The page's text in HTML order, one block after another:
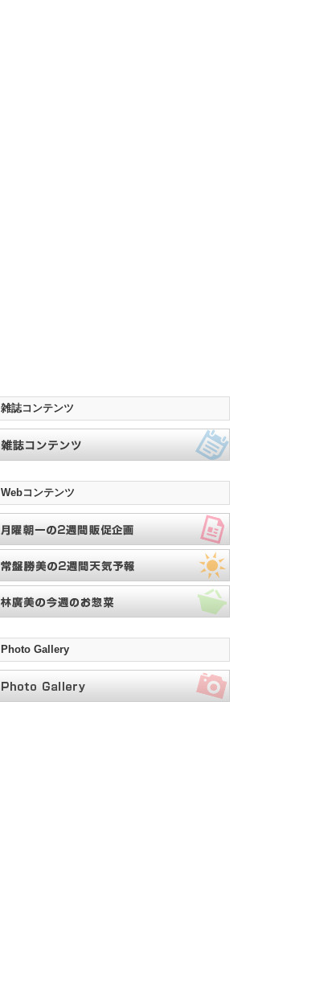
雑誌コンテンツ
Webコンテンツ
Photo Gallery